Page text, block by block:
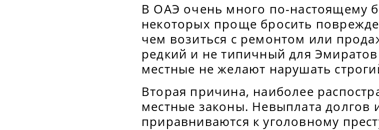
В ОАЭ очень много по-настоящему
некоторых проще бросить
чем возиться с ремонтом или
редкий и не типичный для Эмиратов
местные не желают нарушать
Вторая причина, наиболее
местные законы. Невыплата долгов
приравниваются к уголовному